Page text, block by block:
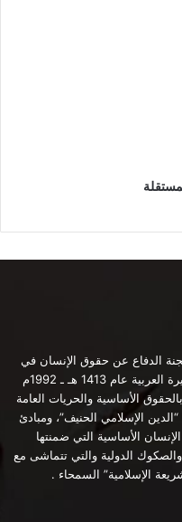
الدفاع عن حقوق الإنسان في
شبه الجزيرة العربية عام 1413 هـ ـ 1992م
بالحقوق الأساسية والحريات العامة
“الدين الإسلامي الحنيف”، ومبادئ
الأساسية التي ضمنتها
الدولية والتي تتماشى مع
الإسلامية” السمحاء .